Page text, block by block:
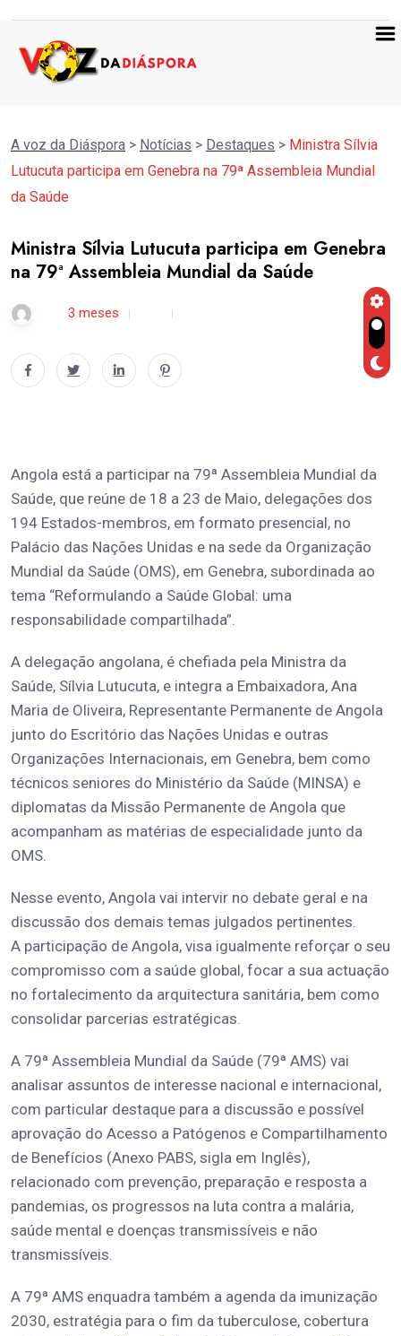
A voz da Diáspora > Notícias > Destaques > Ministra Sílvia
Lutucuta participa em Genebra na 79ª Assembleia Mundial
da Saúde
Ministra Sílvia Lutucuta participa em Genebra
na 79ª Assembleia Mundial da Saúde
3 meses
Angola está a participar na 79ª Assembleia Mundial da
Saúde, que reúne de 18 a 23 de Maio, delegações dos
194 Estados-membros, em formato presencial, no
Palácio das Nações Unidas e na sede da Organização
Mundial da Saúde (OMS), em Genebra, subordinada ao
tema “Reformulando a Saúde Global: uma
responsabilidade compartilhada”.
A delegação angolana, é chefiada pela Ministra da
Saúde, Sílvia Lutucuta, e integra a Embaixadora, Ana
Maria de Oliveira, Representante Permanente de Angola
junto do Escritório das Nações Unidas e outras
Organizações Internacionais, em Genebra, bem como
técnicos seniores do Ministério da Saúde (MINSA) e
diplomatas da Missão Permanente de Angola que
acompanham as matérias de especialidade junto da
OMS.
Nesse evento, Angola vai intervir no debate geral e na
discussão dos demais temas julgados pertinentes.
A participação de Angola, visa igualmente reforçar o seu
compromisso com a saúde global, focar a sua actuação
no fortalecimento da arquitectura sanitária, bem como
consolidar parcerias estratégicas.
A 79ª Assembleia Mundial da Saúde (79ª AMS) vai
analisar assuntos de interesse nacional e internacional,
com particular destaque para a discussão e possível
aprovação do Acesso a Patógenos e Compartilhamento
de Benefícios (Anexo PABS, sigla em Inglês),
relacionado com prevenção, preparação e resposta a
pandemias, os progressos na luta contra a malária,
saúde mental e doenças transmissíveis e não
transmissíveis.
A 79ª AMS enquadra também a agenda da imunização
2030, estratégia para o fim da tuberculose, cobertura